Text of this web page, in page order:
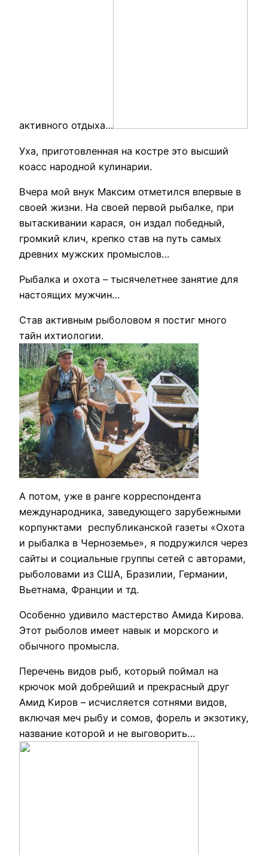
активного отдыха…
Уха, приготовленная на костре это высший
коасс народной кулинарии.
Вчера мой внук Максим отметился впервые в
своей жизни. На своей первой рыбалке, при
вытаскивании карася, он издал победный,
громкий клич, крепко став на путь самых
древних мужских промыслов…
Рыбалка и охота – тысячелетнее занятие для
настоящих мужчин…
Став активным рыболовом я постиг много
тайн ихтиологии.
А потом, уже в ранге корреспондента
международника, заведующего зарубежными
корпунктами республиканской газеты «Охота
и рыбалка в Черноземье», я подружился через
сайты и социальные группы сетей с авторами,
рыболовами из США, Бразилии, Германии,
Вьетнама, Франции и тд.
Особенно удивило мастерство Амида Кирова.
Этот рыболов имеет навык и морского и
обычного промысла.
Перечень видов рыб, который поймал на
крючок мой добрейший и прекрасный друг
Амид Киров – исчисляется сотнями видов,
включая меч рыбу и сомов, форель и экзотику,
название которой и не выговорить…